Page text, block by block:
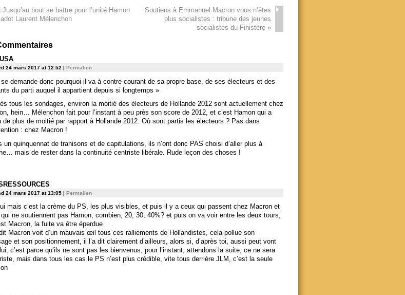
Jusqu’au bout se battre pour l’unité Hamon
Laurent Mélenchon
Soutiens à Emmanuel Macron vous n’êtes
plus socialistes : tribune des jeunes
socialistes du Finistère»
24 mars 2017 at 12:52 | Permalien
demande donc pourquoi il va à contre-courant de sa propre base, de ses électeurs et des
du parti auquel il appartient depuis si longtemps »
tous les sondages, environ la moitié des électeurs de Hollande 2012 sont actuellement chez
hein… Mélenchon fait pour l’instant à peu près son score de 2012, et c’est Hamon qui a
de plus de moitié par rapport à Hollande 2012. Où sont partis les électeurs ? Pas dans
: chez Macron !
un quinquennat de trahisons et de capitulations, ils n’ont donc PAS choisi d’aller plus à
mais de rester dans la continuité centriste libérale. Rude leçon des choses !
24 mars 2017 at 13:05 | Permalien
mais c’est la crème du PS, les plus visibles, et puis il y a ceux qui passent chez Macron et
ne soutiennent pas Hamon, combien, 20, 30, 40%? et puis on va voir entre les deux tours,
Macron, la fuite va être éperdue
Macron voit d’un mauvais œil tous ces ralliements de Hollandistes, cela pollue son
et son positionnement, il l’a dit clairement d’ailleurs, alors si, d’après toi, aussi peut vont
c’est parce qu’ils ne sont pas les bienvenus, pour l’instant, attendons la suite, ce ne sera
mais dans tous les cas le PS n’est plus crédible, vite tous derrière JLM, c’est la seule